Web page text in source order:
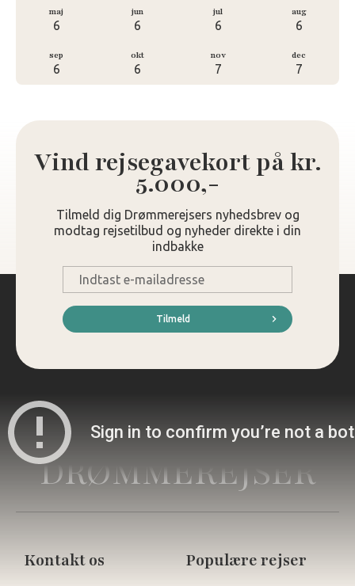
maj
6
jun
6
jul
6
aug
6
sep
6
okt
6
nov
7
dec
7
Vind rejsegavekort på kr.
5.000,-
Tilmeld dig Drømmerejsers nyhedsbrev og
modtag rejsetilbud og nyheder direkte i din
indbakke
mail
*
Tilmeld
DRØMMEREJSER
Kontakt os Populære rejser